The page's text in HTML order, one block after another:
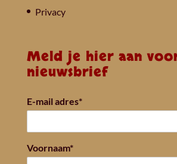
Privacy
Meld je hier aan
nieuwsbrief
E-mail adres*
Voornaam*